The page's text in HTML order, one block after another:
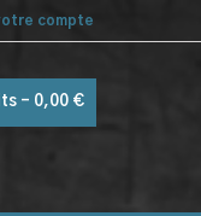
compte
- 0,00 €